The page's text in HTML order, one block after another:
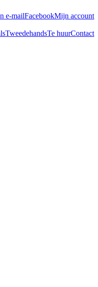
e-mailFacebookMijn account
TweedehandsTe huurContact